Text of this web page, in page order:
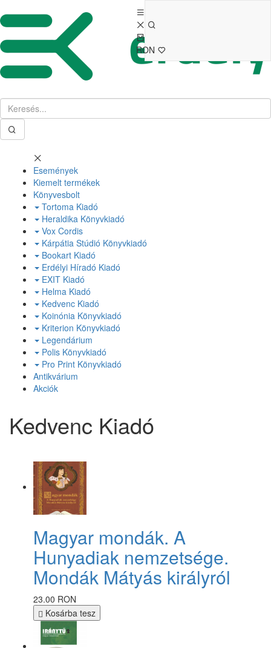
RON
Események
Kiemelt termékek
Könyvesbolt
Tortoma Kiadó
Heraldika Könyvkiadó
Vox Cordis
Kárpátia Stúdió Könyvkiadó
Bookart Kiadó
Erdélyi Híradó Kiadó
EXIT Kiadó
Helma Kiadó
Kedvenc Kiadó
Koinónia Könyvkiadó
Kriterion Könyvkiadó
Legendárium
Polis Könyvkiadó
Pro Print Könyvkiadó
Antikvárium
Akciók
Kedvenc Kiadó
Magyar mondák. A
Hunyadiak nemzetsége.
Mondák Mátyás királyról
23.00 RON
Kosárba tesz